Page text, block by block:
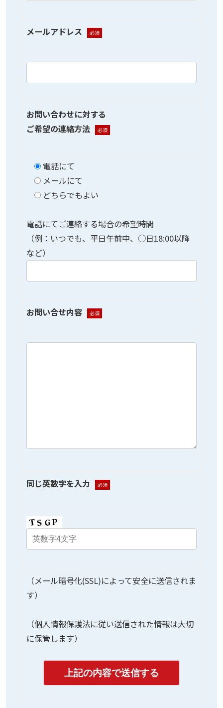
メールアドレス 必須
お問い合わせに対する
ご希望の連絡方法
必須
電話にて
メールにて
どちらでもよい
電話にてご連絡する場合の希望時間
（例：いつでも、平日午前中、○日18:00以降
など）
お問い合せ内容 必須
同じ英数字を入力 必須
（メール暗号化(SSL)によって安全に送信されま
す）
（個人情報保護法に従い送信された情報は大切
に保管します）